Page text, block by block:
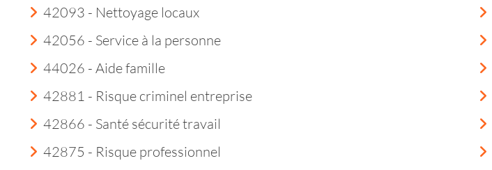
42093 - Nettoyage locaux
42056 - Service à la personne
44026 - Aide famille
42881 - Risque criminel entreprise
42866 - Santé sécurité travail
42875 - Risque professionnel